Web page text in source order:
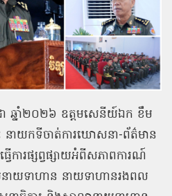
ា ឆ្នាំ២០២៦ ឧត្តមសេនីយ៍ឯក ខឹម
នាយកទីចាត់ការឃោសនា-ព័ត៌មាន
វើការផ្សព្វផ្សាយអំពីសភាពការណ៍
នាយទាហាន នាយទាហានរងពល